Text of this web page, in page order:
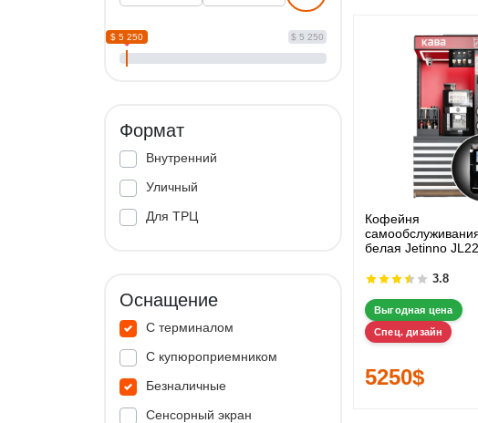
$ 5 250
$ 5 250
Формат
Внутренний
Уличный
Для ТРЦ
Оснащение
С терминалом
С купюроприемником
Безналичные
Сенсорный экран
Кофейня
белая Jetinno JL22
3.8
Выгодная цена
Спец. дизайн
5250$